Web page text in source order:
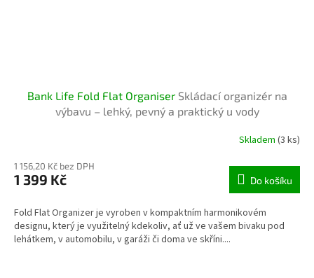
Bank Life Fold Flat Organiser Skládací organizér na
výbavu – lehký, pevný a praktický u vody
Skladem (3 ks)
1 156,20 Kč bez DPH
1 399 Kč Do košíku
Fold Flat Organizer je vyroben v kompaktním harmonikovém
designu, který je využitelný kdekoliv, ať už ve vašem bivaku pod
lehátkem, v automobilu, v garáži či doma ve skříni....